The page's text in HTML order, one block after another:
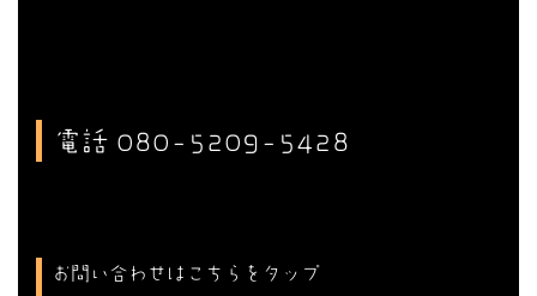
電話 080-5209-5428
お問い合わせはこちらをタップ